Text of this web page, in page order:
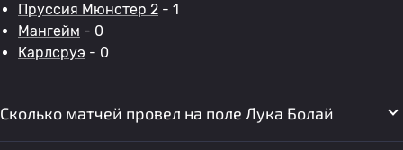
Пруссия Мюнстер 2 - 1
Мангейм - 0
Карлсруэ - 0
Сколько матчей провел на поле Лука Болай